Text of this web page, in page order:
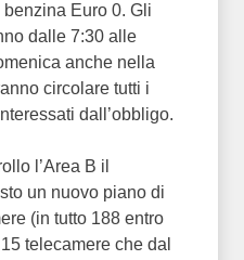
Euro 0. Gli
dalle 7:30 alle
anche nella
circolare tutti i
dall’obbligo.
l’Area B il
un nuovo piano di
(in tutto 188 entro
telecamere che dal